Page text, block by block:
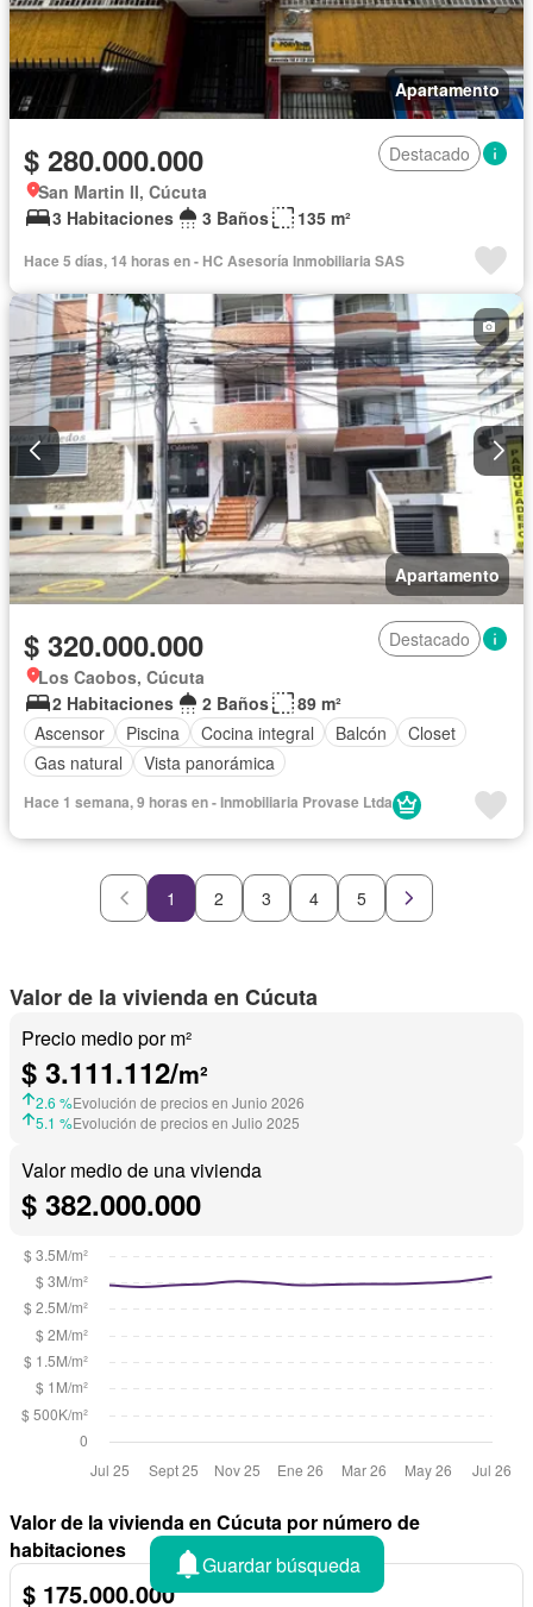
Apartamento
$ 280.000.000
Destacado
San Martin II, Cúcuta
3 Habitaciones
3 Baños 135 m²
Hace 5 días, 14 horas en - HC Asesoría Inmobiliaria SAS
Apartamento
$ 320.000.000
Destacado
Los Caobos, Cúcuta
2 Habitaciones
2 Baños
89 m²
Ascensor
Piscina Cocina integral Balcón
Closet
Gas natural
Vista panorámica
Hace 1 semana, 9 horas en - Inmobiliaria Provase Ltda
1 2 3 4 5
Valor de la vivienda en Cúcuta
Precio medio por m²
$ 3.111.112/m²
2.6 %Evolución de precios en Junio 2026
5.1 %Evolución de precios en Julio 2025
Valor medio de una vivienda
$ 382.000.000
Valor de la vivienda en Cúcuta por número de
habitaciones
$ 175.000.000
Guardar búsqueda